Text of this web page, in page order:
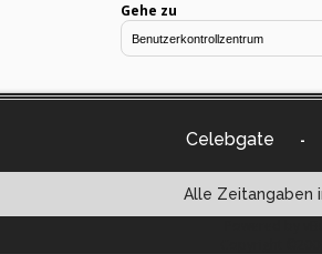
Gehe zu
Celebgate -
Alle Zeitangaben